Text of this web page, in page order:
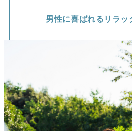
男性に喜ばれるリラッ